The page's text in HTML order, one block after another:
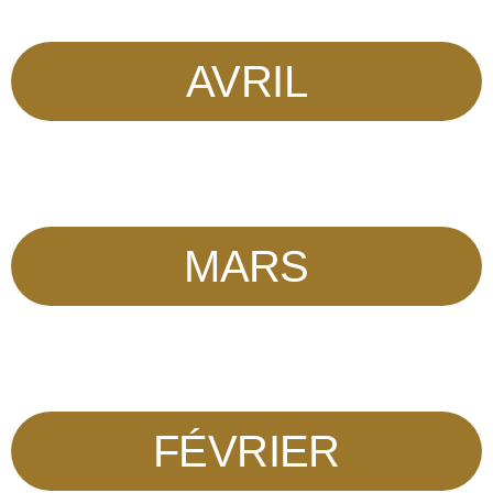
AVRIL
MARS
FÉVRIER